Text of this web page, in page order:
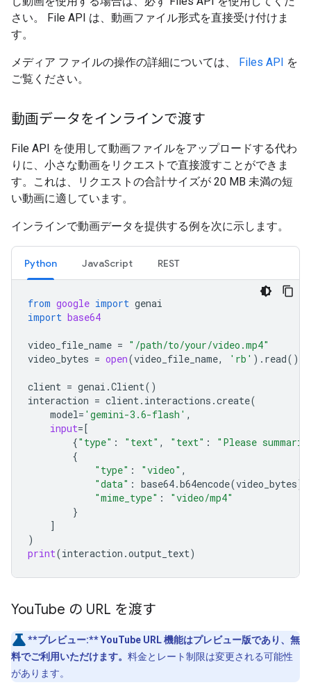
さい。 File API は、動画ファイル形式を直接受け付けま
す。
メディア ファイルの操作の詳細については、 Files API を
ご覧ください。
動画データをインラインで渡す
File API を使用して動画ファイルをアップロードする代わ
りに、小さな動画をリクエストで直接渡すことができま
す。これは、リクエストの合計サイズが 20 MB 未満の短
い動画に適しています。
インラインで動画データを提供する例を次に示します。
Python JavaScript REST
from google import genai
import base64
video_file_name = "/path/to/your/video.mp4"
video_bytes = open(video_file_name, 'rb' ) . read()
client = genai .Client()
interaction = client. interactions .create(
model= 'gemini-3.6-flash' ,
input=[
{"type" : "text" , "text" :
"Please
{
"type" : "video" ,
"data" : base64.b64encode(video_bytes)
"mime_type" :
"video/mp4"
}
]
)
print(interaction .output_text)
YouTube の URL を渡す
**プレビュー:**YouTube URL 機能はプレビュー版であり、無
料でご利用いただけます。 料金とレート制限は変更される可能性
があります。